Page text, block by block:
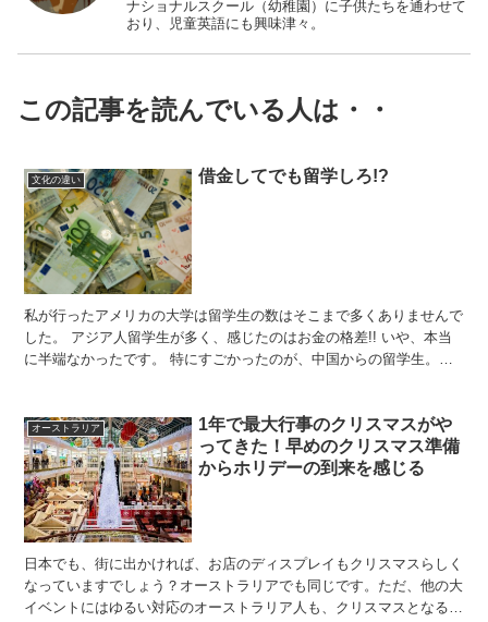
ナショナルスクール（幼稚園）に子供たちを通わせて
おり、児童英語にも興味津々。
この記事を読んでいる人は・・
文化の違い 借金してでも留学しろ!?
私が行ったアメリカの大学は留学生の数はそこまで多くありませんで
した。 アジア人留学生が多く、感じたのはお金の格差!! いや、本当
に半端なかったです。 特にすごかったのが、中国からの留学生。無
オーストラリア
1年で最大行事のクリスマスがや
ってきた！早めのクリスマス準備
からホリデーの到来を感じる
日本でも、街に出かければ、お店のディスプレイもクリスマスらしく
なっていますでしょう？オーストラリアでも同じです。ただ、他の大
イベントにはゆるい対応のオーストラリア人も、クリスマスとなると